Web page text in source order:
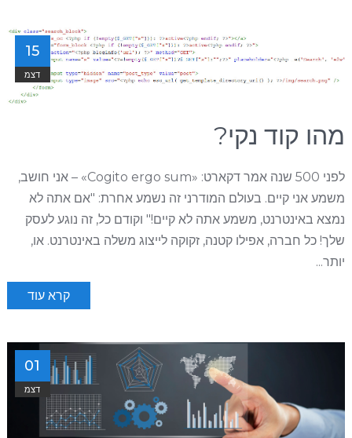
15
דצמ
מהו קוד נקי?
לפני 500 שנה אמר דקארט: «Cogito ergo sum» – אני חושב,
משמע אני קיים. בעולם המודרני זה נשמע אחרת: "אם אתה לא
נמצא באינטרנט, משמע אתה לא קיים!" וקודם כל, זה נוגע לעסק
שלך! כל חברה, אפילו קטנה, זקוקה לייצוג משלה באינטרנט. או,
יותר...
קרא עוד
01
דצמ